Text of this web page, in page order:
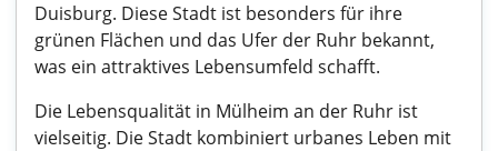
Duisburg. Diese Stadt ist besonders für ihre
grünen Flächen und das Ufer der Ruhr bekannt,
was ein attraktives Lebensumfeld schafft.
Die Lebensqualität in Mülheim an der Ruhr ist
vielseitig. Die Stadt kombiniert urbanes Leben mit